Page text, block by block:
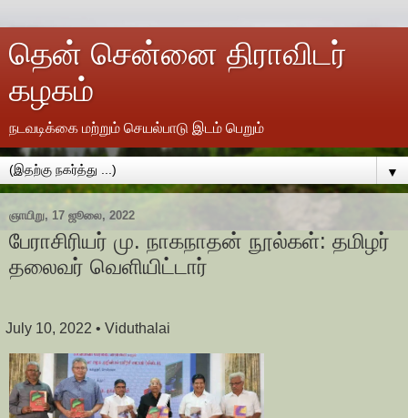
தென் சென்னை திராவிடர்
கழகம்
நடவடிக்கை மற்றும் செயல்பாடு இடம் பெறும்
▼
ஞாயிறு, 17 ஜூலை, 2022
பேராசிரியர் மு. நாகநாதன் நூல்கள்: தமிழர்
தலைவர் வெளியிட்டார்
10, 2022• Viduthalai